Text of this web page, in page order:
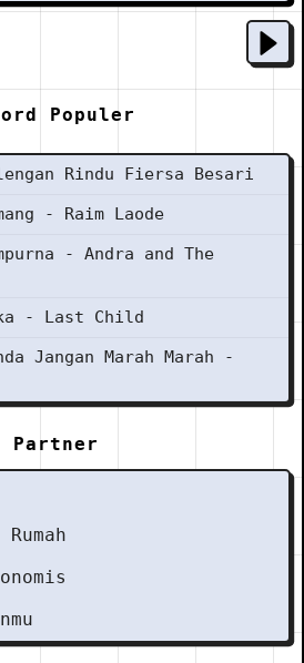
Populer
Rindu Fiersa Besari
- Raim Laode
- Andra and The
- Last Child
Jangan Marah Marah -
Partner